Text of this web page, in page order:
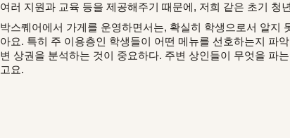
여러 지원과 교육 등을 제공해주기 때문에, 저희 같은 초기
박스퀘어에서 가게를 운영하면서는, 확실히 학생으로서 알지
아요. 특히 주 이용층인 학생들이 어떤 메뉴를 선호하는지 파
변 상권을 분석하는 것이 중요하다. 주변 상인들이 무엇을 파
고요.